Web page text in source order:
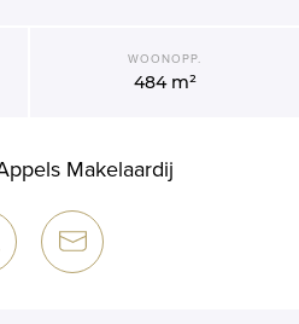
WOONOPP.
484 m²
Makelaardij